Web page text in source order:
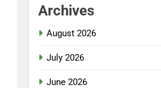
Archives
August 2026
July 2026
June 2026